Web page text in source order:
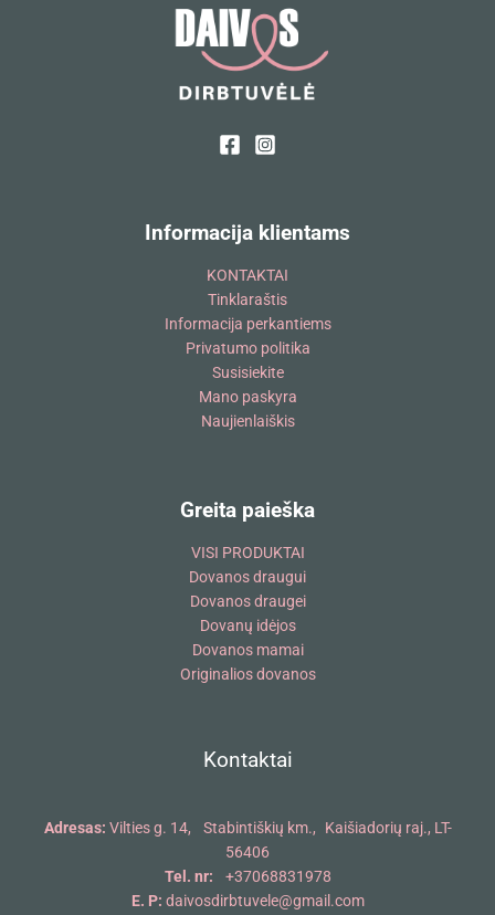
Informacija klientams
KONTAKTAI
Tinklaraštis
Informacija perkantiems
Privatumo politika
Susisiekite
Mano paskyra
Naujienlaiškis
Greita paieška
VISI PRODUKTAI
Dovanos draugui
Dovanos draugei
Dovanų idėjos
Dovanos mamai
Originalios dovanos
Kontaktai
Adresas: Vilties g. 14, Stabintiškių km., Kaišiadorių raj., LT-
56406
Tel. nr:
+37068831978
E. P: daivosdirbtuvele@gmail.com